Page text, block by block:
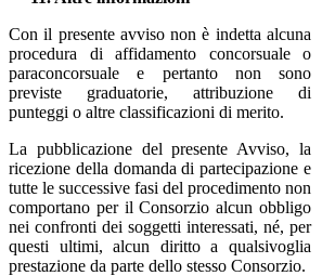
Con il presente avviso non è indetta alcuna
procedura di affidamento concorsuale o
paraconcorsuale e pertanto non sono
previste graduatorie, attribuzione di
punteggi o altre classificazioni di merito.
La pubblicazione del presente Avviso, la
ricezione della domanda di partecipazione e
tutte le successive fasi del procedimento non
comportano per il Consorzio alcun obbligo
nei confronti dei soggetti interessati, né, per
questi ultimi, alcun diritto a qualsivoglia
prestazione da parte dello stesso Consorzio.